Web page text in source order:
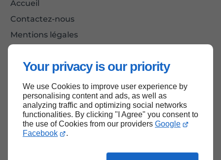
Your privacy is our priority
We use Cookies to improve user experience by
personalising content and ads, as well as
analyzing traffic and optimizing social networks
functionalities. By clicking "I Agree" you consent to
the use of Cookies from our providers Google
Facebook
.
Accueil
Contactez-nous
Mentions légales
Haut de page